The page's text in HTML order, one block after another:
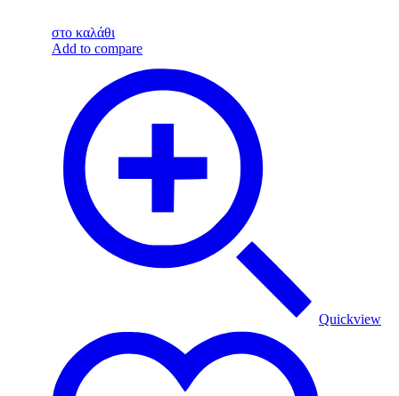
στο καλάθι
Add to compare
Quickview